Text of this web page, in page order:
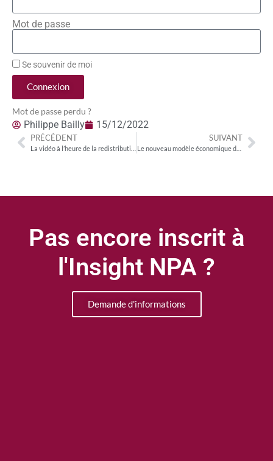
Mot de passe
Se souvenir de moi
Connexion
Mot de passe perdu ?
Philippe Bailly 15/12/2022
PRÉCÉDENT SUIVANT
Le nouveau modèle économique de la BVoD modifie les relations entre éditeurs et opérateurs
Pas encore inscrit à
l'Insight NPA ?
Demande d'informations